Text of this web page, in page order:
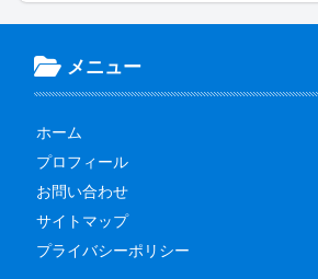
メニュー
ホーム
プロフィール
お問い合わせ
サイトマップ
プライバシーポリシー